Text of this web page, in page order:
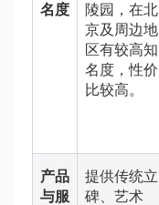
名度
陵园，在北
京及周边地
区有较高知
名度，性价
比较高。
产品
与服
提供传统立
碑、艺术